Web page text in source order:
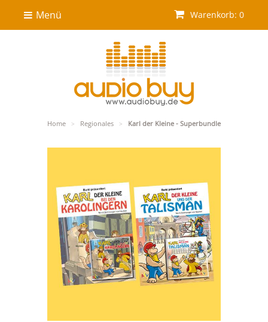
Warenkorb: 0
Menü
Home > Regionales > Karl der Kleine - Superbundle